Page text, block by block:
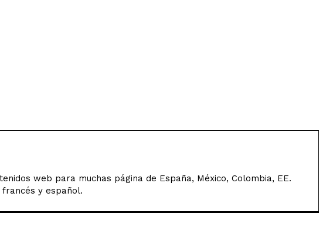
web para muchas página de España, México, Colombia, EE.
y español.